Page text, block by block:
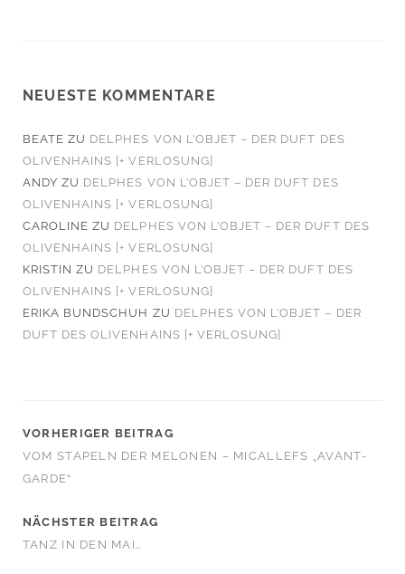
NEUESTE KOMMENTARE
BEATE ZU DELPHES VON L’OBJET – DER DUFT DES
OLIVENHAINS [+ VERLOSUNG]
ANDY ZU DELPHES VON L’OBJET – DER DUFT DES
OLIVENHAINS [+ VERLOSUNG]
CAROLINE ZU DELPHES VON L’OBJET – DER DUFT DES
OLIVENHAINS [+ VERLOSUNG]
KRISTIN ZU DELPHES VON L’OBJET – DER DUFT DES
OLIVENHAINS [+ VERLOSUNG]
ERIKA BUNDSCHUH ZU DELPHES VON L’OBJET – DER
DUFT DES OLIVENHAINS [+ VERLOSUNG]
VORHERIGER BEITRAG
VOM STAPELN DER MELONEN – MICALLEFS „AVANT-
GARDE“
NÄCHSTER BEITRAG
TANZ IN DEN MAI…